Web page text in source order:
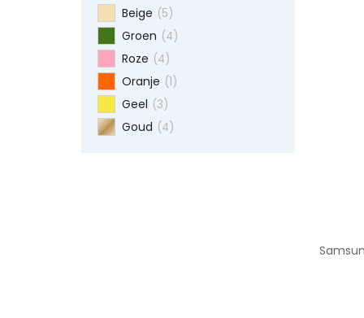
Beige (5)
Groen (4)
Roze (4)
Oranje (1)
Geel (3)
Goud (4)